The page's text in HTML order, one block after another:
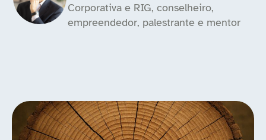
Corporativa e RIG, conselheiro,
empreendedor, palestrante e mentor